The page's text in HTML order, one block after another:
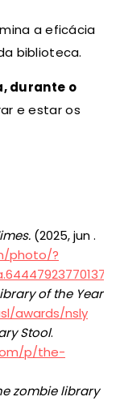
a eficácia
biblioteca.
durante o
e estar os
(2025, jun .
photo/?
of the Year
awards/nsly
Stool.
p/the-
zombie library